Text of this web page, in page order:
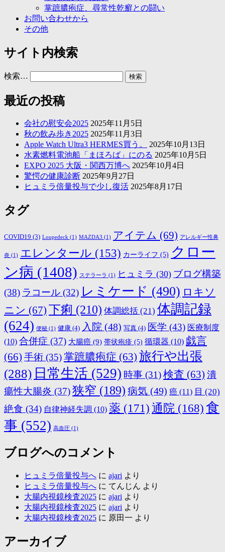
掌蹠膿疱症、尋常性乾癬との闘い
お問い合わせから
その他
サイト内検索
検索…
最近の投稿
会社の慰安会2025 2025年11月5日
秋の飲み歩き2025 2025年11月3日
Apple Watch Ultra3 HERMES買う。
2025年10月13日
水素燃料電池船「まほろば」にのる 2025年10月5日
EXPO 2025 大阪・関西万博へ 2025年10月4日
驚愕の健康診断 2025年9月27日
ヒュミラ倍量投与で少し復活 2025年8月17日
タグ
COVID19 (3) Loupedeck (1) MAZDA3 (1) アイテム (69) アレルギー性鼻
炎 (1) エレンタール (153) カーライフ (5) クロー
ン病 (1408) ステラーラ (1) ヒュミラ (30) ブログ構築
(38) ラコール (32) レミケード (490) ロキソ
ニン (67) 下痢 (210) 体調総括 (21) 体調記録
(624) 便秘 (1) 健康 (4) 入院 (48) 写真 (4) 医学 (43) 医療制度
(10) 合併症 (37) 大腸癌 (9) 帯状疱疹 (5) 循環器 (10) 戯言
(66) 手術 (35)掌蹠膿疱症 (63) 旅行や出張
(288) 日常生活 (529) 時事 (31)検査 (63) 潰
瘍性大腸炎 (37)狭窄 (189) 病気 (49) 癌 (11) 目 (20)
絶食 (34) 自律神経失調 (10) 薬 (171)通院 (168)食
事 (552) 高血圧 (1)
ブログへのコメント
ヒュミラ倍量投与へ に ajari より
ヒュミラ倍量投与へ に てんじん より
大腸内視鏡検査2025 に ajari より
大腸内視鏡検査2025 に ajari より
大腸内視鏡検査2025 に 原田一 より
アーカイブ